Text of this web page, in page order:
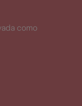
como